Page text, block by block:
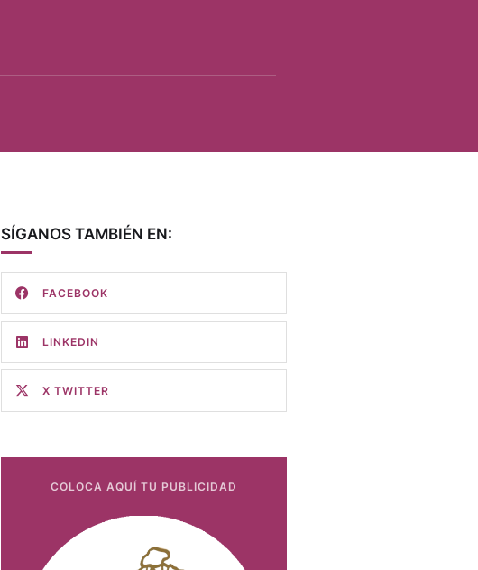
SÍGANOS TAMBIÉN EN:
FACEBOOK
LINKEDIN
X TWITTER
COLOCA AQUÍ TU PUBLICIDAD